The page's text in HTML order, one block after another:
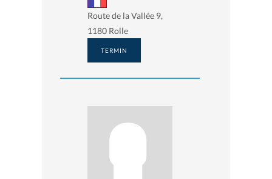
Route de la Vallée 9,
1180 Rolle
TERMIN